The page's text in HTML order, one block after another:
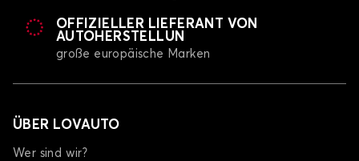
OFFIZIELLER LIEFERANT VON
AUTOHERSTELLUN
große europäische Marken
ÜBER LOVAUTO
Wer sind wir?